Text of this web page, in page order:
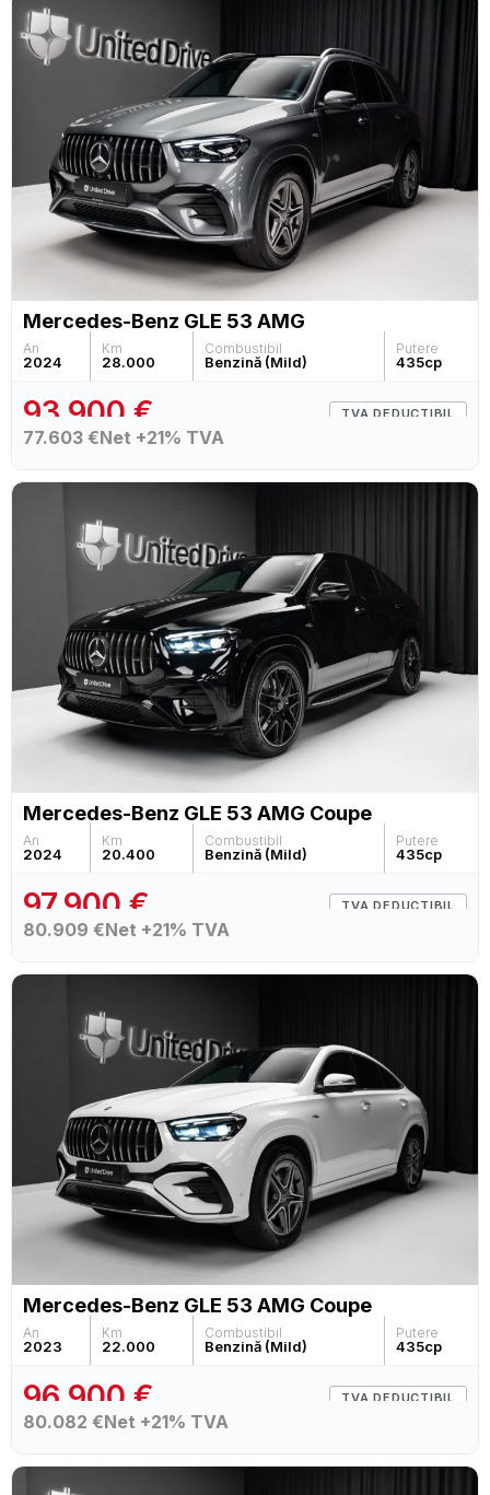
Mercedes-Benz GLE 53 AMG
An
2024
Km
28.000
Combustibil
Benzină (Mild)
Putere
435cp
93.900 € TVA DEDUCTIBIL
77.603 €Net +21% TVA
Mercedes-Benz GLE 53 AMG Coupe
An
2024
Km
20.400
Combustibil
Benzină (Mild)
Putere
435cp
97.900 € TVA DEDUCTIBIL
80.909 €Net +21% TVA
Mercedes-Benz GLE 53 AMG Coupe
An
2023
Km
22.000
Combustibil
Benzină (Mild)
Putere
435cp
96.900 € TVA DEDUCTIBIL
80.082 €Net +21% TVA